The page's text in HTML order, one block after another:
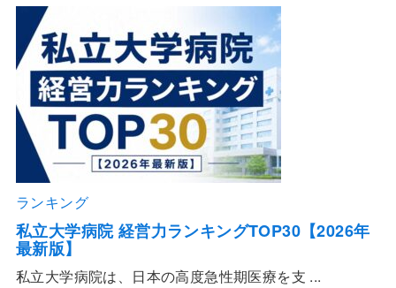
ランキング
私立大学病院 経営力ランキングTOP30【2026年
最新版】
私立大学病院は、日本の高度急性期医療を支 ...